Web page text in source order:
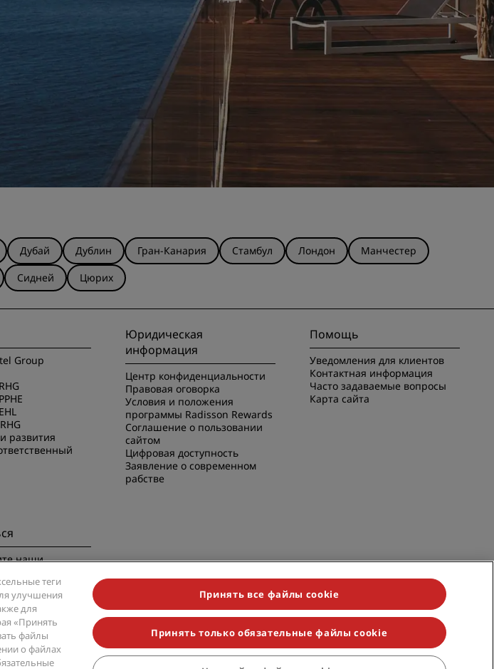
Дубай Дублин Гран-Канария Стамбул Лондон
Манчестер
Сидней Цюрих
Group
развития
Юридическая
информация
Центр конфиденциальности
Правовая оговорка
Условия и положения
программы Radisson Rewards
Соглашение о пользовании
сайтом
Цифровая доступность
Заявление о современном
рабстве
Помощь
Уведомления для клиентов
Контактная информация
Часто задаваемые вопросы
Карта сайта
наши
теги
улучшения
для
«Принять
файлы
о файлах
Принять все файлы cookie
Принять только обязательные файлы cookie